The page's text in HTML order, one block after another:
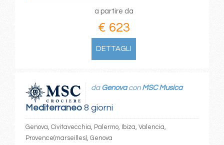
a partire da
€ 623
DETTAGLI
Mediterraneo8 giorni
da Genovacon MSC Musica
Genova, Civitavecchia, Palermo, Ibiza, Valencia,
Provence(marseilles), Genova